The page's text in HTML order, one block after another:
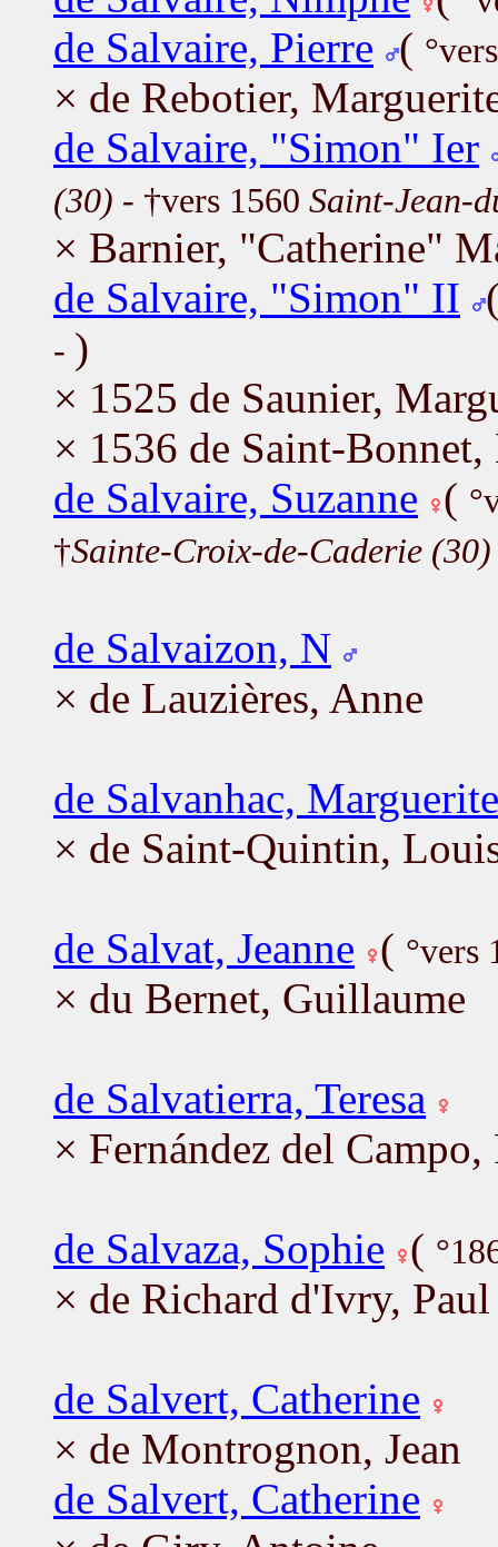
de Salvaire, Pierre (
× de Rebotier,
de Salvaire, "Simon" Ier
(30) - †vers 1560 Saint-Jean-
× Barnier, "Catherine"
de Salvaire, "Simon" II
- )
× 1525 de Saunier,
× 1536 de Saint-
de Salvaire, Suzanne (
†Sainte-Croix-de-Caderie (30)
de Salvaizon, N
× de Lauzières, Anne
de Salvanhac, Marguerite
× de Saint-Quintin,
de Salvat, Jeanne ( °vers
× du Bernet, Guillaume
de Salvatierra, Teresa
× Fernández del Campo,
de Salvaza, Sophie (
× de Richard d'Ivry, Paul
de Salvert, Catherine
× de Montrognon, Jean
de Salvert, Catherine